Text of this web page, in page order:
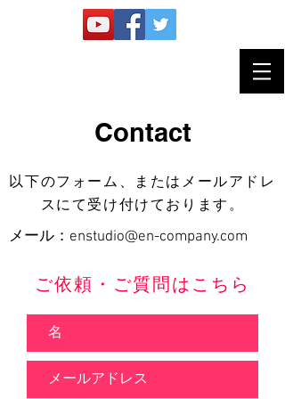
Contact
以下のフォーム、またはメールアドレ
スにて受け付けております。
メール： enstudio@en-company.com
ご依頼・ご質問はこちら